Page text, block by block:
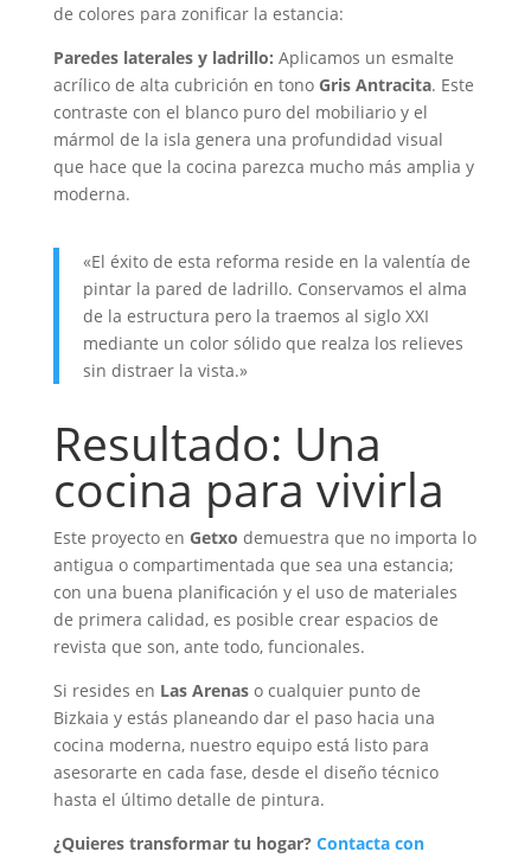
de colores para zonificar la estancia:
Paredes laterales y ladrillo: Aplicamos un esmalte
acrílico de alta cubrición en tono Gris Antracita. Este
contraste con el blanco puro del mobiliario y el
mármol de la isla genera una profundidad visual
que hace que la cocina parezca mucho más amplia y
moderna.
«El éxito de esta reforma reside en la valentía de
pintar la pared de ladrillo. Conservamos el alma
de la estructura pero la traemos al siglo XXI
mediante un color sólido que realza los relieves
sin distraer la vista.»
Resultado: Una
cocina para vivirla
Este proyecto en Getxo demuestra que no importa lo
antigua o compartimentada que sea una estancia;
con una buena planificación y el uso de materiales
de primera calidad, es posible crear espacios de
revista que son, ante todo, funcionales.
Si resides en Las Arenaso cualquier punto de
Bizkaia y estás planeando dar el paso hacia una
cocina moderna, nuestro equipo está listo para
asesorarte en cada fase, desde el diseño técnico
hasta el último detalle de pintura.
¿Quieres transformar tu hogar? Contacta con